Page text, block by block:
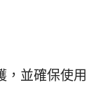
並確保使用